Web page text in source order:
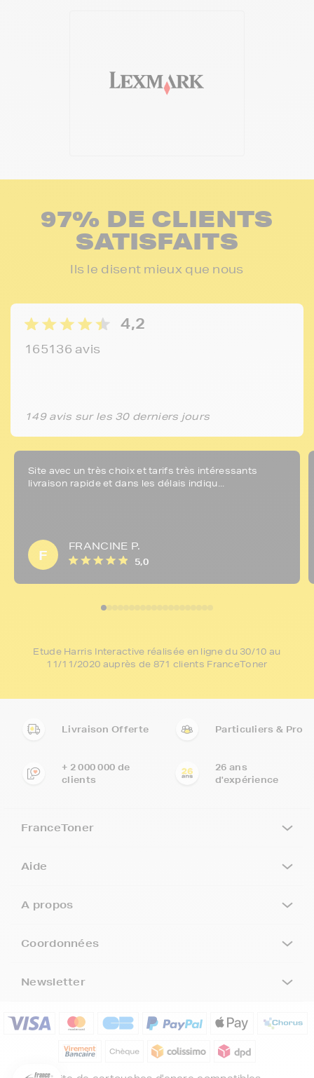
97% DE CLIENTS
SATISFAITS
Ils le disent mieux que nous
4,2
165136 avis
149 avis sur les 30 derniers jours
Site avec un très choix et tarifs très intéressants
livraison rapide et dans les délais indiqu...
F
FRANCINE P.
5,0
Etude Harris Interactive réalisée en ligne du 30/10 au
11/11/2020 auprès de 871 clients FranceToner
Livraison Offerte Particuliers & Pro
+ 2 000 000 de
clients
26 ans
d'expérience
FranceToner
Aide
A propos
Coordonnées
Newsletter
Inscrivez-vous à notre newsletter, suivez notre actualité et